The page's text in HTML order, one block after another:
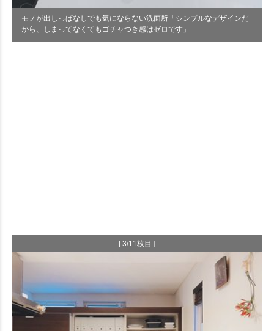
モノが出しっぱなしでも気にならない洗面所「シンプルなデザインだ
から、しまってなくてもゴチャつき感はゼロです」
[ 3/11枚目 ]